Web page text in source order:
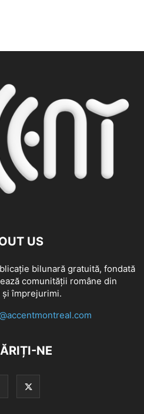
US
bilunară gratuită, fondată
comunităţii române din
şi împrejurimi.
NE